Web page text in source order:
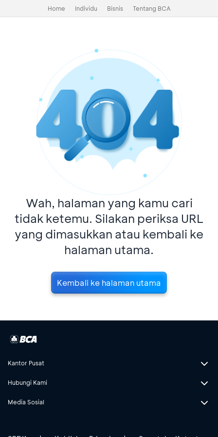
Home Individu Bisnis Tentang BCA
Wah, halaman yang kamu cari
tidak ketemu. Silakan periksa URL
yang dimasukkan atau kembali ke
halaman utama.
Kembali ke halaman utama
Kantor Pusat
Hubungi Kami
Media Sosial